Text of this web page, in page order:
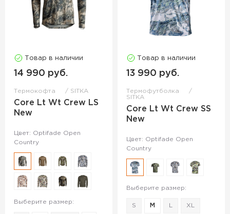
Товар в наличии
14 990 руб.
Термокофта SITKA
Core Lt Wt Crew LS
New
Цвет: Optifade Open
Country
Выберите размер:
Товар в наличии
13 990 руб.
Термофутболка
SITKA
Core Lt Wt Crew SS
New
Цвет: Optifade Open
Country
Выберите размер:
S M XL